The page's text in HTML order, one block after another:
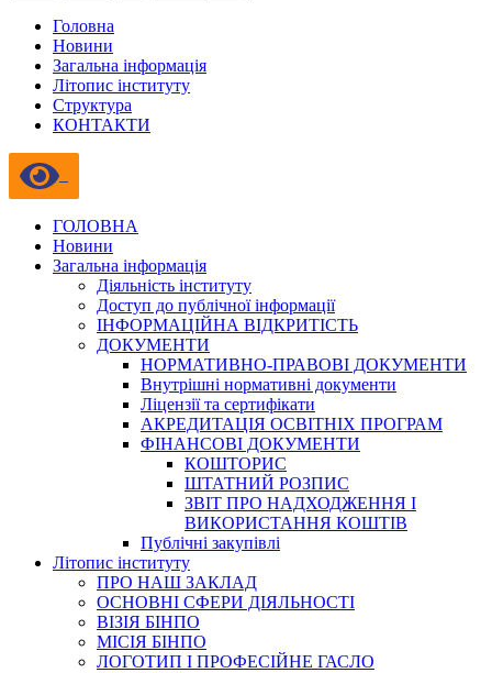
Головна
Новини
Загальна інформація
Літопис інституту
Структура
КОНТАКТИ
ГОЛОВНА
Новини
Загальна інформація
Діяльність інституту
Доступ до публічної інформації
ІНФОРМАЦІЙНА ВІДКРИТІСТЬ
ДОКУМЕНТИ
НОРМАТИВНО-ПРАВОВІ ДОКУМЕНТИ
Внутрішні нормативні документи
Ліцензії та сертифікати
АКРЕДИТАЦІЯ ОСВІТНІХ ПРОГРАМ
ФІНАНСОВІ ДОКУМЕНТИ
КОШТОРИС
ШТАТНИЙ РОЗПИС
ЗВІТ ПРО НАДХОДЖЕННЯ І
ВИКОРИСТАННЯ КОШТІВ
Публічні закупівлі
Літопис інституту
ПРО НАШ ЗАКЛАД
ОСНОВНІ СФЕРИ ДІЯЛЬНОСТІ
ВІЗІЯ БІНПО
МІСІЯ БІНПО
ЛОГОТИП І ПРОФЕСІЙНЕ ГАСЛО